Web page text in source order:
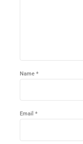
Name *
Email *